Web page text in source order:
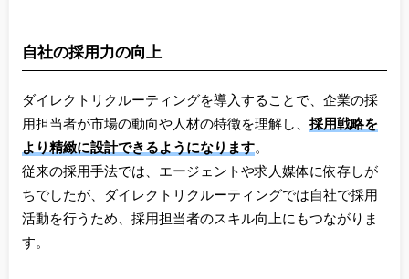
自社の採用力の向上
ダイレクトリクルーティングを導入することで、企業の採
用担当者が市場の動向や人材の特徴を理解し、 採用戦略を
より精緻に設計できるようになります。
従来の採用手法では、エージェントや求人媒体に依存しが
ちでしたが、ダイレクトリクルーティングでは自社で採用
活動を行うため、採用担当者のスキル向上にもつながりま
す。